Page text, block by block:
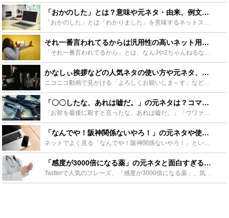
「おかのした」とは？意味や元ネタ・由来、例文や使い方をご紹介！ - Leisurego(レジャーゴー)
「おかのした」とは「わかりました」を意味するネットスラングで“淫夢語録”の1つ。日常でも使える言葉ですが、元ネタや語源を知らずに使うと相手を不快にさせてしまう場合も。今回は「おかのした」の由来や意味...
それ一番言われてるからは汎用性の高いネット用語？元ネタや使い方を紹介 - Leisurego(レジャーゴー)
「それ一番言われてるから」とは、なんJや2ちゃんねるなどで見かける頻度の高いネットスラング。元々はネットを中心に使われていましたが、その汎用性の高さから至るところで使われるようになりました。今回は「...
かなしぃ挨拶などの人気ネタの使い方や元ネタ、面白エピソードをご紹介！ - Leisurego(レジャーゴー)
ニコニコ動画で見かける「よろしくお願いしま～す」などのかなしぃネタはどういう時に使うのか？ということで使い方や元ネタ、そして大元である優木かなさんについて、魅力や数々の面白エピソードをご紹介します！...
「〇〇したな、あれは嘘だ。」の元ネタは？コマンドーの秀逸すぎる名言ネタ集も - Leisurego(レジャーゴー)
「お前を最後に殺すと言ったな、あれは嘘だ。」「ウワァァァ！」汎用性の高すぎる「あれは嘘だ」ネタ。元ネタは映画「コマンドー」のワンシーンだった！どうしてこのセリフが生まれたの？今回は「あれは嘘だ」の元...
「なんでや！阪神関係ないやろ！」の元ネタや使い方！略語もご紹介 - Leisurego(レジャーゴー)
ネットでよく見る「なんでや！阪神関係ないやろ！」というフレーズが誕生した経緯などを紹介していきます。阪神にとっては不名誉なフレーズですが、今では阪神球団自身がネタにするほど浸透しています。ぜひ使い方...
「感度が3000倍になる薬」の元ネタと面白すぎる大喜利まとめ！ - Leisurego(レジャーゴー)
Twitterで人気のフレーズ、「感度が3000倍になる薬」。気になる元ネタは成人男性向けゲーム「対魔忍アサギ」のセリフです。元ネタの詳細や、ネットで大喜利大会に発展した「感度が3000倍になる薬」...